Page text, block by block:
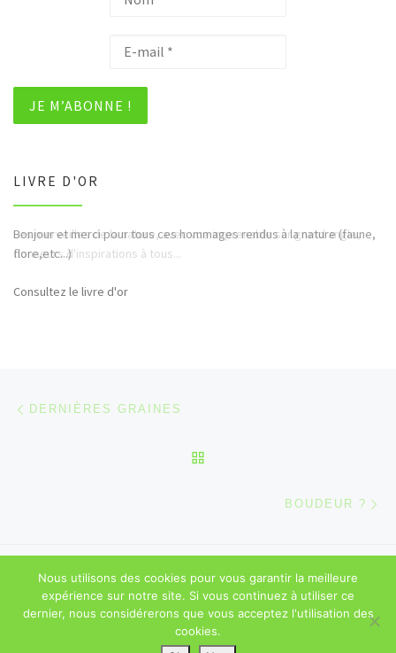
LIVRE D'OR
Bonjour et merci pour tous ces hommages rendus à la nature (faune,
flore,etc...)
Consultez le livre d'or
Parcourir les articles
DERNIÈRES GRAINES
BOUDEUR ?
© 2026 Sébastien Majerowicz –Mentions légales – Tous droits
réservés
Nous utilisons des cookies pour vous garantir la meilleure
expérience sur notre site. Si vous continuez à utiliser ce
dernier, nous considérerons que vous acceptez l'utilisation des
cookies.